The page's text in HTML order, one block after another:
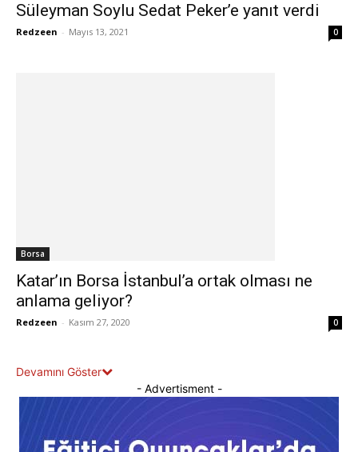
Süleyman Soylu Sedat Peker’e yanıt verdi
Redzeen - Mayıs 13, 2021 0
Borsa
Katar’ın Borsa İstanbul’a ortak olması ne
anlama geliyor?
Redzeen - Kasım 27, 2020 0
Devamını Göster
- Advertisment -